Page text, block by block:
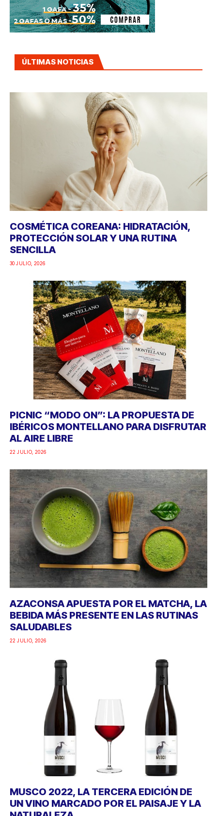
ÚLTIMAS NOTICIAS
COSMÉTICA COREANA: HIDRATACIÓN,
PROTECCIÓN SOLAR Y UNA RUTINA
SENCILLA
30 JULIO, 2026
PICNIC “MODO ON”: LA PROPUESTA DE
IBÉRICOS MONTELLANO PARA DISFRUTAR
AL AIRE LIBRE
22 JULIO, 2026
AZACONSA APUESTA POR EL MATCHA, LA
BEBIDA MÁS PRESENTE EN LAS RUTINAS
SALUDABLES
22 JULIO, 2026
MUSCO 2022, LA TERCERA EDICIÓN DE
UN VINO MARCADO POR EL PAISAJE Y LA